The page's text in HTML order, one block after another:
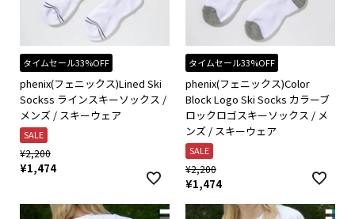
タイムセール33%OFF
phenix(フェニックス)Lined Ski
Sockss ラインスキーソックス /
メンズ / スキーウェア
SALE
¥2,200
¥1,474
タイムセール33%OFF
phenix(フェニックス)Color
Block Logo Ski Socks カラーブ
ロックロゴスキーソックス / メ
ンズ / スキーウェア
SALE
¥2,200
¥1,474